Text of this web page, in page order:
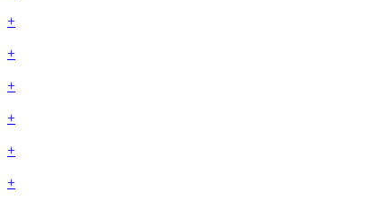
+
+
+
+
+
+